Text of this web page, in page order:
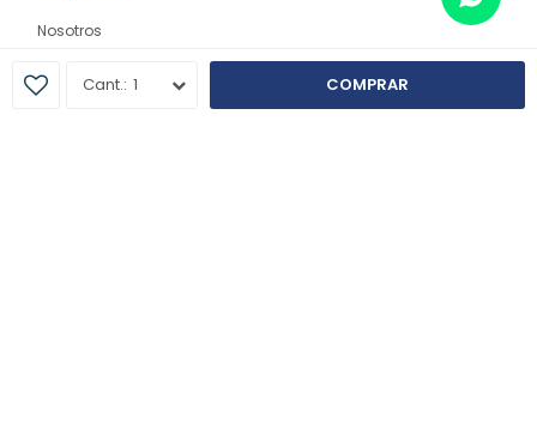
1 COMPRAR
Nosotros